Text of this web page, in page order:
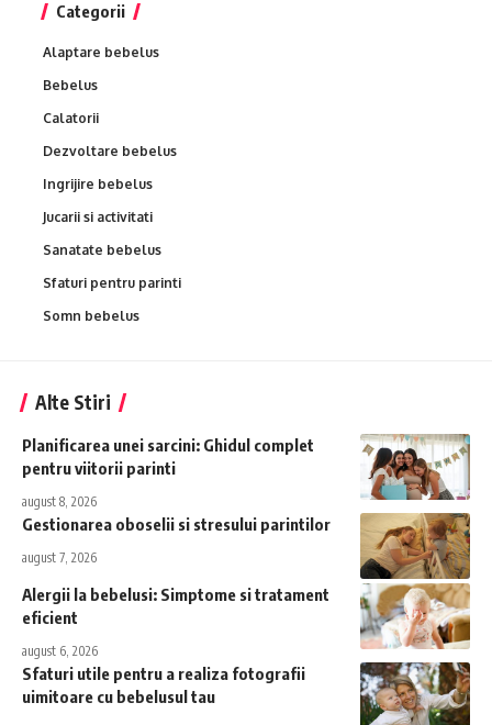
Categorii
Alaptare bebelus
Bebelus
Calatorii
Dezvoltare bebelus
Ingrijire bebelus
Jucarii si activitati
Sanatate bebelus
Sfaturi pentru parinti
Somn bebelus
Alte Stiri
Planificarea unei sarcini: Ghidul complet
pentru viitorii parinti
august 8, 2026
Gestionarea oboselii si stresului parintilor
august 7, 2026
Alergii la bebelusi: Simptome si tratament
eficient
august 6, 2026
Sfaturi utile pentru a realiza fotografii
uimitoare cu bebelusul tau